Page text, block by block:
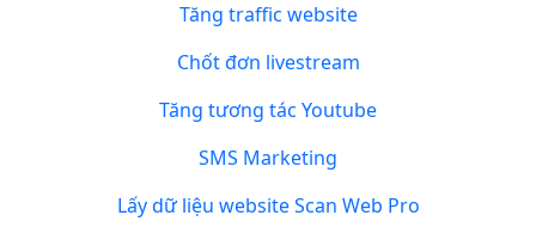
Tăng traffic website
Chốt đơn livestream
Tăng tương tác Youtube
SMS Marketing
Lấy dữ liệu website Scan Web Pro